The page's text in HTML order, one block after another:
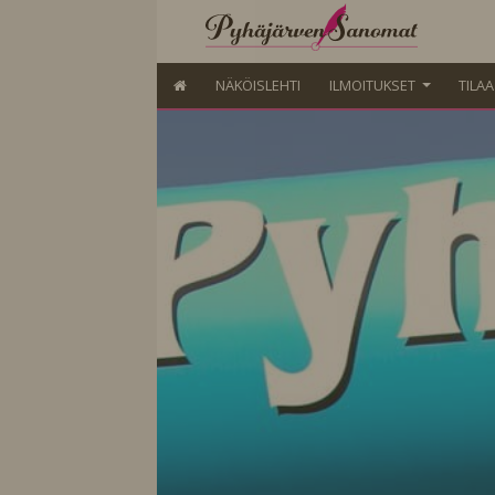
NÄKÖISLEHTI ILMOITUKSET